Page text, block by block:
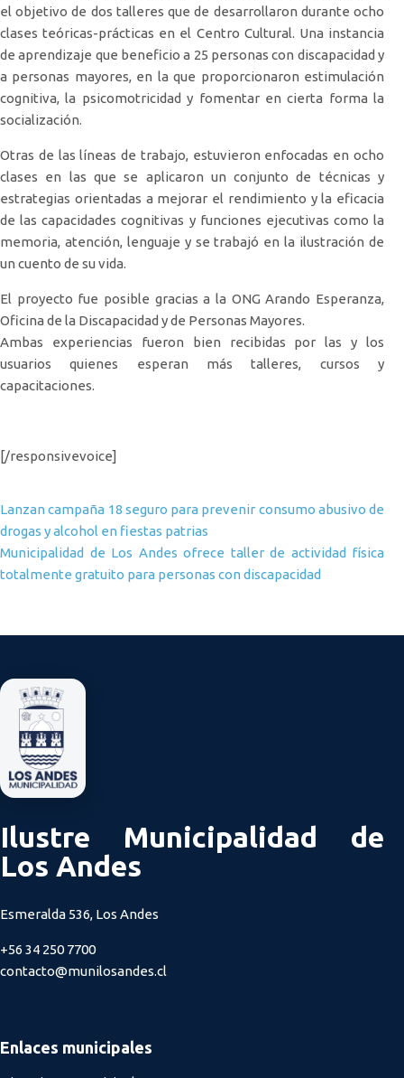
el objetivo de dos talleres que de desarrollaron durante ocho
clases teóricas-prácticas en el Centro Cultural. Una instancia
de aprendizaje que beneficio a 25 personas con discapacidad y
a personas mayores, en la que proporcionaron estimulación
cognitiva, la psicomotricidad y fomentar en cierta forma la
socialización.
Otras de las líneas de trabajo, estuvieron enfocadas en ocho
clases en las que se aplicaron un conjunto de técnicas y
estrategias orientadas a mejorar el rendimiento y la eficacia
de las capacidades cognitivas y funciones ejecutivas como la
memoria, atención, lenguaje y se trabajó en la ilustración de
un cuento de su vida.
El proyecto fue posible gracias a la ONG Arando Esperanza,
Oficina de la Discapacidad y de Personas Mayores.
Ambas experiencias fueron bien recibidas por las y los
usuarios quienes esperan más talleres, cursos y
capacitaciones.
[/responsivevoice]
Navegación de entradas
Lanzan campaña 18 seguro para prevenir consumo abusivo de
drogas y alcohol en fiestas patrias
Municipalidad de Los Andes ofrece taller de actividad física
totalmente gratuito para personas con discapacidad
Ilustre Municipalidad de
Los Andes
Esmeralda 536, Los Andes
+56 34 250 7700
contacto@munilosandes.cl
Enlaces municipales